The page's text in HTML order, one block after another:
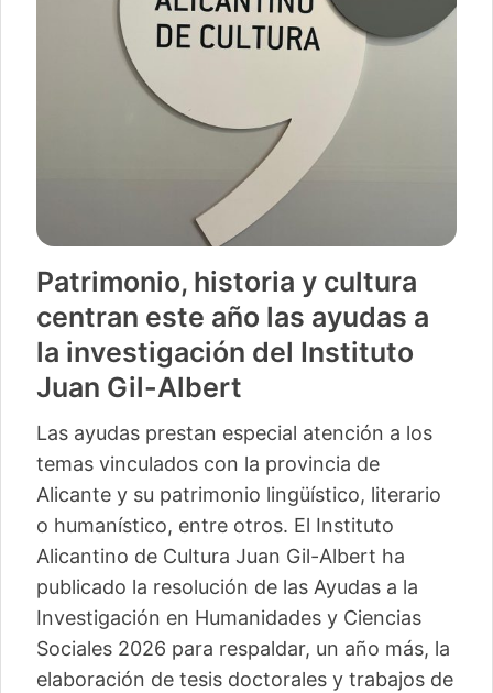
Patrimonio, historia y cultura
centran este año las ayudas a
la investigación del Instituto
Juan Gil-Albert
Las ayudas prestan especial atención a los
temas vinculados con la provincia de
Alicante y su patrimonio lingüístico, literario
o humanístico, entre otros. El Instituto
Alicantino de Cultura Juan Gil-Albert ha
publicado la resolución de las Ayudas a la
Investigación en Humanidades y Ciencias
Sociales 2026 para respaldar, un año más, la
elaboración de tesis doctorales y trabajos de